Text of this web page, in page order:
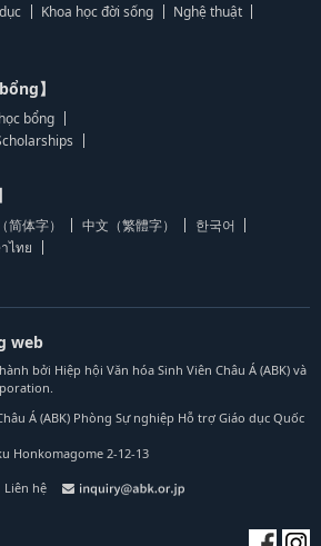
Khoa học đời sống
Nghệ thuật
】
bổng
简体字） 中文（繁體字）
한국어
ไทย
web
bởi Hiệp hội Văn hóa Sinh Viên Châu Á (ABK) và
Á (ABK) Phòng Sự nghiệp Hỗ trợ Giáo dục Quốc
Honkomagome 2-12-13
Liên hệ